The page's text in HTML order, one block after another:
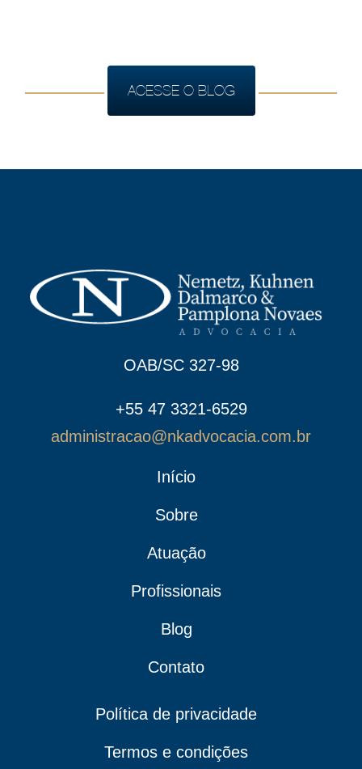
ACESSE O BLOG
OAB/SC 327-98
+55 47 3321-6529
administracao@nkadvocacia.com.br
Início
Sobre
Atuação
Profissionais
Blog
Contato
Política de privacidade
Termos e condições